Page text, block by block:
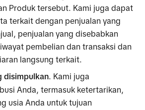
Produk tersebut. Kami juga dapat
terkait dengan penjualan yang
penjualan yang disebabkan
pembelian dan transaksi dan
langsung terkait.
disimpulkan. Kami juga
Anda, termasuk ketertarikan,
usia Anda untuk tujuan